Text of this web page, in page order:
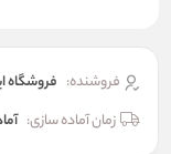
فروشنده: فروشگاه
زمان آماده سازی: